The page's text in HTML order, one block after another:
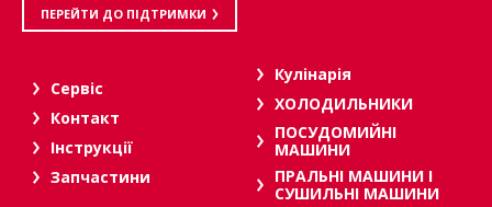
ПЕРЕЙТИ ДО ПІДТРИМКИ
Сервіс
Контакт
Інструкції
Запчастини
Кулінарія
ХОЛОДИЛЬНИКИ
ПОСУДОМИЙНІ
МАШИНИ
ПРАЛЬНІ МАШИНИ І
СУШИЛЬНІ МАШИНИ